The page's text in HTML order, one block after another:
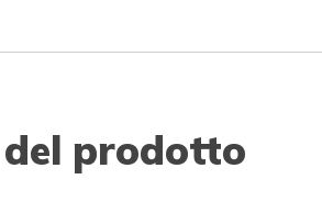
prodotto